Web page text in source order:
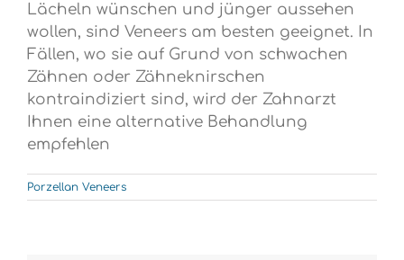
Lächeln wünschen und jünger aussehen
wollen, sind Veneers am besten geeignet. In
Fällen, wo sie auf Grund von schwachen
Zähnen oder Zähneknirschen
kontraindiziert sind, wird der Zahnarzt
Ihnen eine alternative Behandlung
empfehlen
Porzellan Veneers